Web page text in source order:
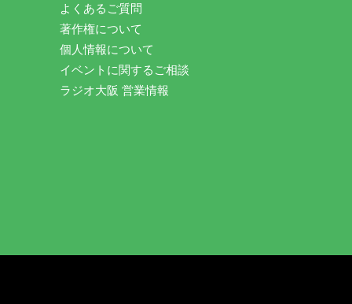
よくあるご質問
著作権について
個人情報について
イベントに関するご相談
ラジオ大阪 営業情報